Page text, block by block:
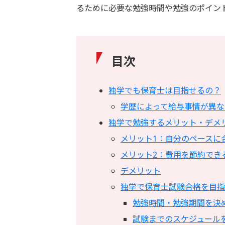
るために必要な勉強時間や勉強のポイン
目次
独学でも保育士は目指せるの？
学歴によって給与事情が異
独学で勉強するメリット・デメ
メリット1：自分のペース
メリット2：費用を節約でき
デメリット
独学で保育士試験合格を目
勉強時間・勉強期間を決
試験までのスケジュール